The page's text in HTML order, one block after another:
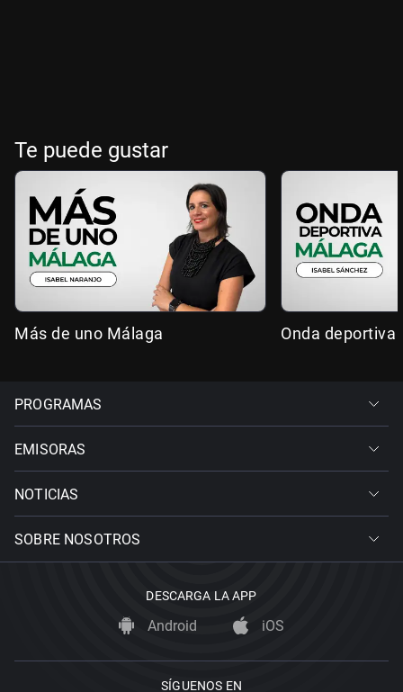
Te puede gustar
Más de uno Málaga Onda deportiva
PROGRAMAS
EMISORAS
NOTICIAS
SOBRE NOSOTROS
DESCARGA LA APP
Android iOS
SÍGUENOS EN